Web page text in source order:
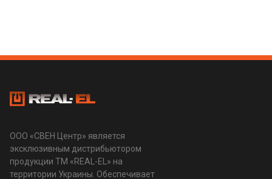
ООО «СВЕН Центр» является
эксклюзивным дистрибьютором
продукции ТМ «REAL-EL» на
территории Украины. Обеспечивает